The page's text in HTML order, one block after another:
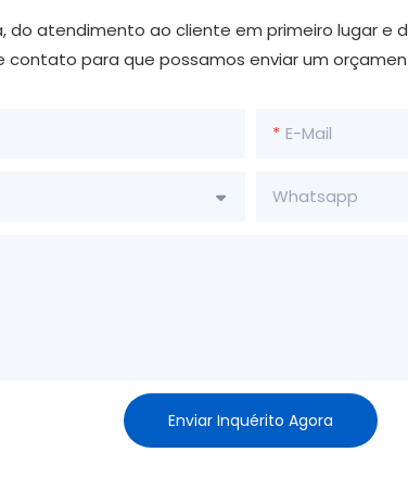
do atendimento ao cliente em primeiro lugar e
para que possamos enviar um
E-Mail
Whatsapp
Enviar Inquérito Agora